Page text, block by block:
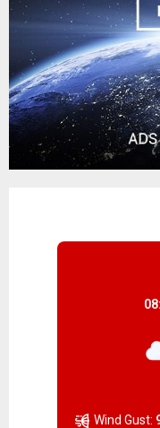
Wind Gust: